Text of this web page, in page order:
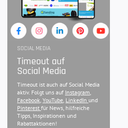
SOCIAL MEDIA
Timeout auf
Social Media
Timeout ist auch auf Social Media
aktiv. Folgt uns auf Instagram,
Facebook, YouTube, LinkedIn und
Pinterest für News, hilfreiche
Tipps, Inspirationen und
Rabattaktionen!